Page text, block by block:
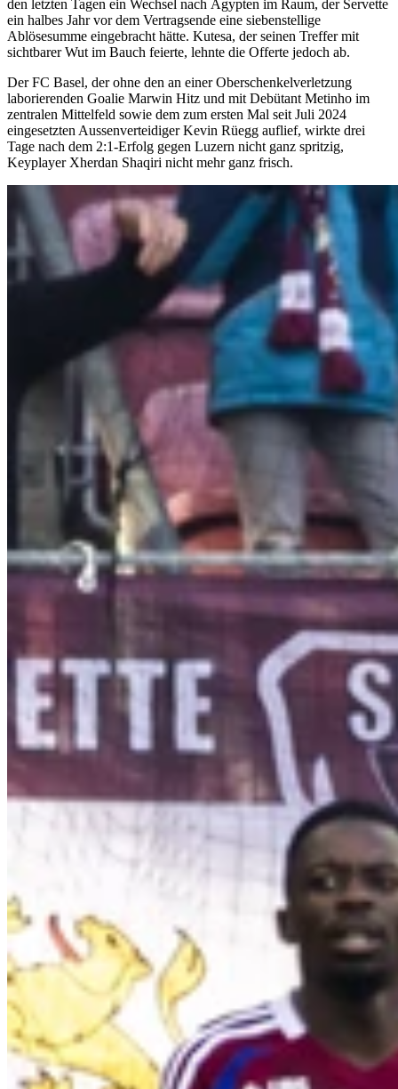
den letzten Tagen ein Wechsel nach Ägypten im Raum, der Servette
ein halbes Jahr vor dem Vertragsende eine siebenstellige
Ablösesumme eingebracht hätte. Kutesa, der seinen Treffer mit
sichtbarer Wut im Bauch feierte, lehnte die Offerte jedoch ab.
Der FC Basel, der ohne den an einer Oberschenkelverletzung
laborierenden Goalie Marwin Hitz und mit Debütant Metinho im
zentralen Mittelfeld sowie dem zum ersten Mal seit Juli 2024
eingesetzten Aussenverteidiger Kevin Rüegg auflief, wirkte drei
Tage nach dem 2:1-Erfolg gegen Luzern nicht ganz spritzig,
Keyplayer Xherdan Shaqiri nicht mehr ganz frisch.